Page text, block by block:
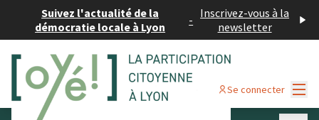
Suivez l'actualité de la
démocratie locale à Lyon
- Inscrivez-vous à la
newsletter
Se connecter